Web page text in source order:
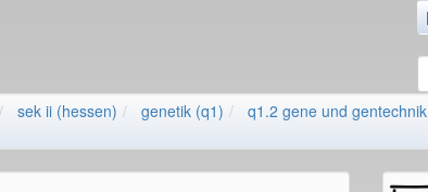
sek ii (hessen) genetik (q1)
q1.2 gene und gentechnik